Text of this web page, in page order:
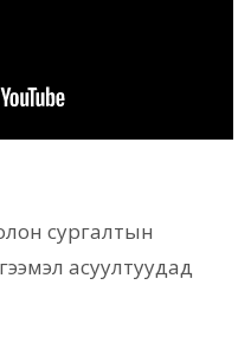
сургалтын
асуултуудад